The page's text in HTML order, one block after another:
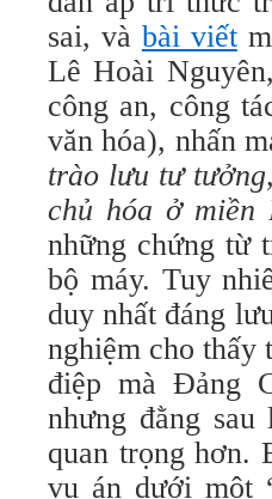
sai, và bài viết
Lê Hoài
công an, công
văn hóa), nhấn
trào lưu tư
chủ hóa ở miền
những chứng từ
bộ máy. Tuy
duy nhất đáng
nghiệm cho thấy
điệp mà Đảng
nhưng đằng
quan trọng hơn.
vụ án dưới một